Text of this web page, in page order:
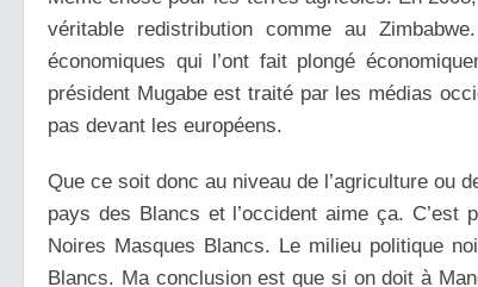
véritable redistribution comme au
économiques qui l’ont fait plongé
président Mugabe est traité par les médias
pas devant les européens.
Que ce soit donc au niveau de l’agriculture ou
pays des Blancs et l’occident aime ça. C’est
Noires Masques Blancs. Le milieu politique
Blancs. Ma conclusion est que si on doit à